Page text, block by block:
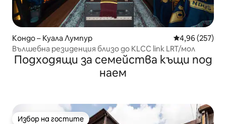
Кондо – Куала Лумпур Средна
4,96 (257)
Вълшебна резиденция близо до KLCC link LRT/мол
Подходящи за семейства къщи под
наем
Избор на гостите